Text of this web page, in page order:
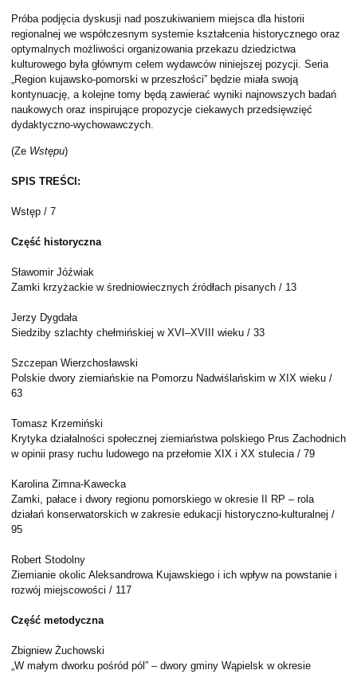
Próba podjęcia dyskusji nad poszukiwaniem miejsca dla historii
regionalnej we współczesnym systemie kształcenia historycznego oraz
optymalnych możliwości organizowania przekazu dziedzictwa
kulturowego była głównym celem wydawców niniejszej pozycji. Seria
„Region kujawsko-pomorski w przeszłości” będzie miała swoją
kontynuację, a kolejne tomy będą zawierać wyniki najnowszych badań
naukowych oraz inspirujące propozycje ciekawych przedsięwzięć
dydaktyczno-wychowawczych.
(Ze Wstępu)
SPIS TREŚCI:
Wstęp / 7
Część historyczna
Sławomir Jóźwiak
Zamki krzyżackie w średniowiecznych źródłach pisanych / 13
Jerzy Dygdała
Siedziby szlachty chełmińskiej w XVI–XVIII wieku / 33
Szczepan Wierzchosławski
Polskie dwory ziemiańskie na Pomorzu Nadwiślańskim w XIX wieku /
63
Tomasz Krzemiński
Krytyka działalności społecznej ziemiaństwa polskiego Prus Zachodnich
w opinii prasy ruchu ludowego na przełomie XIX i XX stulecia / 79
Karolina Zimna-Kawecka
Zamki, pałace i dwory regionu pomorskiego w okresie II RP – rola
działań konserwatorskich w zakresie edukacji historyczno-kulturalnej /
95
Robert Stodolny
Ziemianie okolic Aleksandrowa Kujawskiego i ich wpływ na powstanie i
rozwój miejscowości / 117
Część metodyczna
Zbigniew Żuchowski
„W małym dworku pośród pól” – dwory gminy Wąpielsk w okresie